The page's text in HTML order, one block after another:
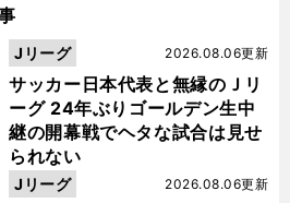
サッカー日本代表と無縁のＪリ
ーグ 24年ぶりゴールデン生中
継の開幕戦でヘタな試合は見せ
られない
2026.08.06更新
Jリーグ
2026.08.06更新
Jリーグ